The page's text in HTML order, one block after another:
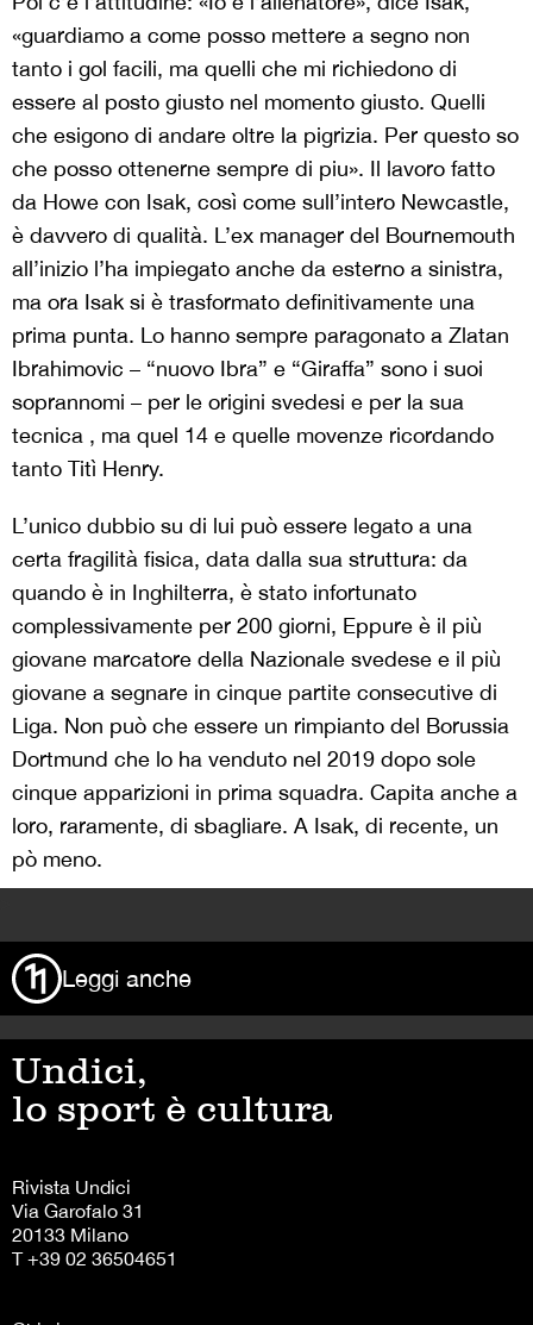
«guardiamo a come posso mettere a segno non
tanto i gol facili, ma quelli che mi richiedono di
essere al posto giusto nel momento giusto. Quelli
che esigono di andare oltre la pigrizia. Per questo so
che posso ottenerne sempre di piu». Il lavoro fatto
da Howe con Isak, così come sull’intero Newcastle,
è davvero di qualità. L’ex manager del Bournemouth
all’inizio l’ha impiegato anche da esterno a sinistra,
ma ora Isak si è trasformato definitivamente una
prima punta. Lo hanno sempre paragonato a Zlatan
Ibrahimovic – “nuovo Ibra” e “Giraffa” sono i suoi
soprannomi – per le origini svedesi e per la sua
tecnica , ma quel 14 e quelle movenze ricordando
tanto Titì Henry.
L’unico dubbio su di lui può essere legato a una
certa fragilità fisica, data dalla sua struttura: da
quando è in Inghilterra, è stato infortunato
complessivamente per 200 giorni, Eppure è il più
giovane marcatore della Nazionale svedese e il più
giovane a segnare in cinque partite consecutive di
Liga. Non può che essere un rimpianto del Borussia
Dortmund che lo ha venduto nel 2019 dopo sole
cinque apparizioni in prima squadra. Capita anche a
loro, raramente, di sbagliare. A Isak, di recente, un
pò meno.
Leggi anche
Undici,
lo sport è cultura
Rivista Undici
Via Garofalo 31
20133 Milano
T +39 02 36504651